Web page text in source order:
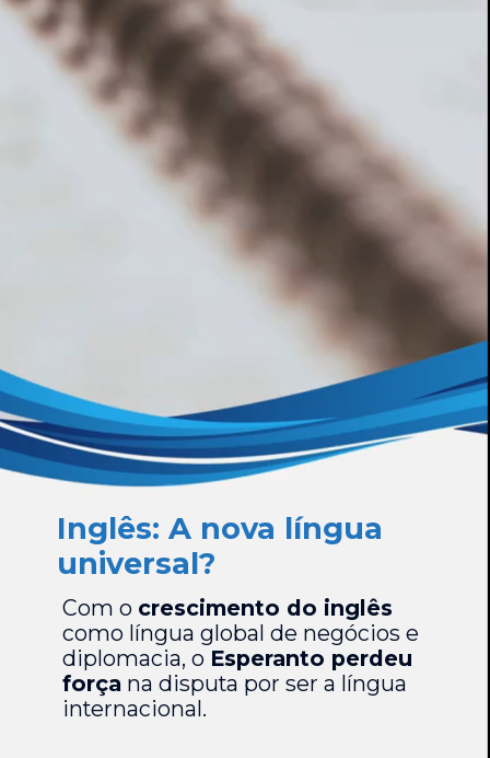
Inglês: A nova língua
universal?
Com o crescimento do inglês
como língua global de negócios e
diplomacia, o Esperanto perdeu
força na disputa por ser a língua
internacional.